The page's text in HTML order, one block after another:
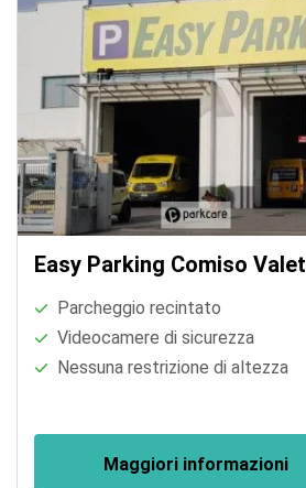
Easy Parking Comiso Valet
Parcheggio recintato
Videocamere di sicurezza
Nessuna restrizione di altezza
Maggiori informazioni